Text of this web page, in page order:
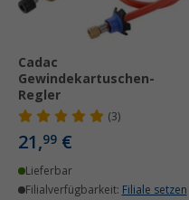
Cadac
Gewindekartuschen-
Regler
(3)
21,99 €
Lieferbar
Filialverfügbarkeit: Filiale setzen